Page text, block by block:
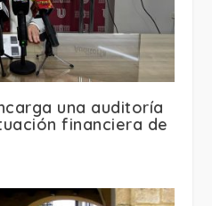
una auditoría
financiera de